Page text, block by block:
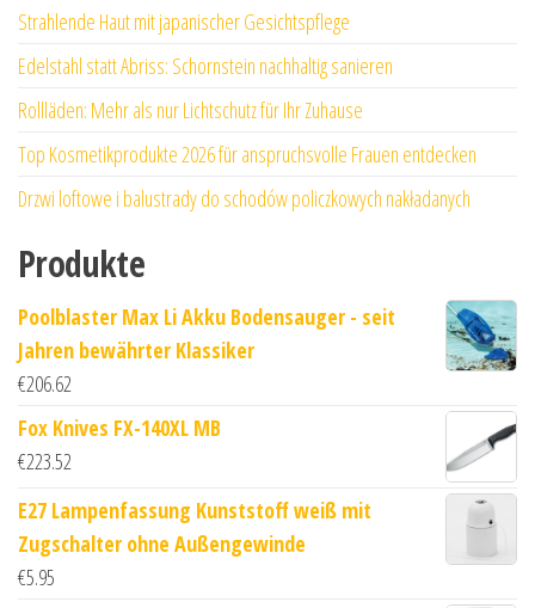
Strahlende Haut mit japanischer Gesichtspflege
Edelstahl statt Abriss: Schornstein nachhaltig sanieren
Rollläden: Mehr als nur Lichtschutz für Ihr Zuhause
Top Kosmetikprodukte 2026 für anspruchsvolle Frauen entdecken
Drzwi loftowe i balustrady do schodów policzkowych nakładanych
Produkte
Poolblaster Max Li Akku Bodensauger - seit
Jahren bewährter Klassiker
€206.62
Fox Knives FX-140XL MB
€223.52
E27 Lampenfassung Kunststoff weiß mit
Zugschalter ohne Außengewinde
€5.95